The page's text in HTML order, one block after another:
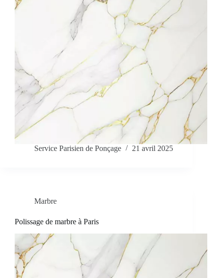
Service Parisien de Ponçage 21 avril 2025
Marbre
Polissage de marbre à Paris